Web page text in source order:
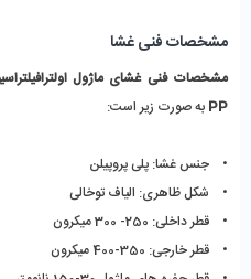
مشخصات فنی غشا
PP به صورت زیر است:
•    جنس غشا: پلی پروپیلن
•    شکل ظاهری: الیاف توخالی
•    قطر داخلی: 250- 300 میکرون
•    قطر خارجی: 350-400 میکرون